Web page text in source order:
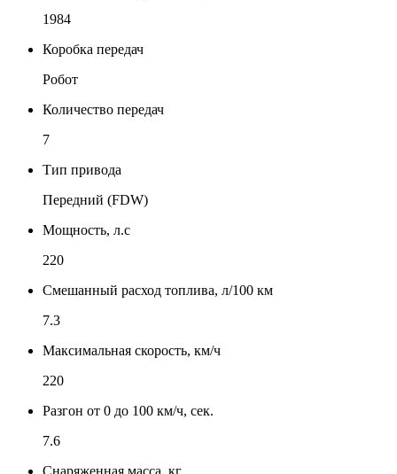
1984
Коробка передач
Робот
Количество передач
7
Тип привода
Передний (FDW)
Мощность, л.с
220
Смешанный расход топлива, л/100 км
7.3
Максимальная скорость, км/ч
220
Разгон от 0 до 100 км/ч, сек.
7.6
Снаряженная масса, кг